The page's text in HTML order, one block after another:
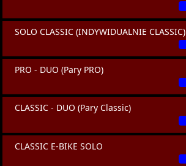
SOLO CLASSIC (INDYWIDUALNIE CLASSIC)
PRO - DUO (Pary PRO)
CLASSIC - DUO (Pary Classic)
CLASSIC E-BIKE SOLO